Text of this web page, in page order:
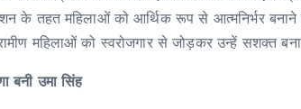
के तहत महिलाओं को आर्थिक रूप से आत्मनिर्भर
महिलाओं को स्वरोजगार से जोड़कर उन्हें सशक्त
बनी उमा सिंह